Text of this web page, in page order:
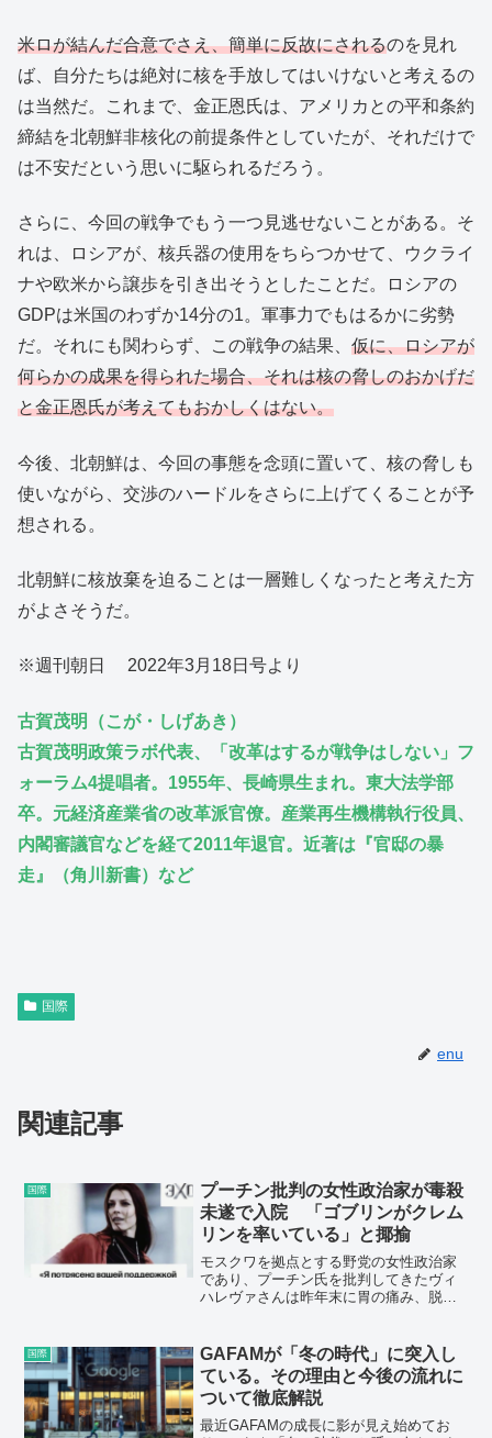
米ロが結んだ合意でさえ、簡単に反故にされるのを見れ
ば、自分たちは絶対に核を手放してはいけないと考えるの
は当然だ。これまで、金正恩氏は、アメリカとの平和条約
締結を北朝鮮非核化の前提条件としていたが、それだけで
は不安だという思いに駆られるだろう。
さらに、今回の戦争でもう一つ見逃せないことがある。そ
れは、ロシアが、核兵器の使用をちらつかせて、ウクライ
ナや欧米から譲歩を引き出そうとしたことだ。ロシアの
GDPは米国のわずか14分の1。軍事力でもはるかに劣勢
だ。それにも関わらず、この戦争の結果、 仮に、ロシアが
何らかの成果を得られた場合、それは核の脅しのおかげだ
と金正恩氏が考えてもおかしくはない。
今後、北朝鮮は、今回の事態を念頭に置いて、核の脅しも
使いながら、交渉のハードルをさらに上げてくることが予
想される。
北朝鮮に核放棄を迫ることは一層難しくなったと考えた方
がよさそうだ。
※週刊朝日 2022年3月18日号より
古賀茂明（こが・しげあき）
古賀茂明政策ラボ代表、「改革はするが戦争はしない」フ
ォーラム4提唱者。1955年、長崎県生まれ。東大法学部
卒。元経済産業省の改革派官僚。産業再生機構執行役員、
内閣審議官などを経て2011年退官。近著は『官邸の暴
走』（角川新書）など
国際
enu
関連記事
国際
プーチン批判の女性政治家が毒殺
未遂で入院 「ゴブリンがクレム
リンを率いている」と揶揄
モスクワを拠点とする野党の女性政治家
であり、プーチン氏を批判してきたヴィ
ハレヴァさんは昨年末に胃の痛み、脱
性物質である二クロム酸カリウムが検出
されたという。
国際
GAFAMが「冬の時代」に突入し
ている。その理由と今後の流れに
ついて徹底解説
最近GAFAMの成長に影が見え始めてお